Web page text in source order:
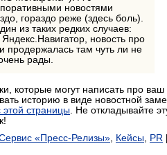
новостями
гораздо реже (здесь боль).
из таких редких случаев:
новость про
продержалась там чуть ли не
рады.
которые могут написать про ваш
историю в виде новостной
этой страницы . Не откладывайте
«Пресс-Релизы» Кейсы PR